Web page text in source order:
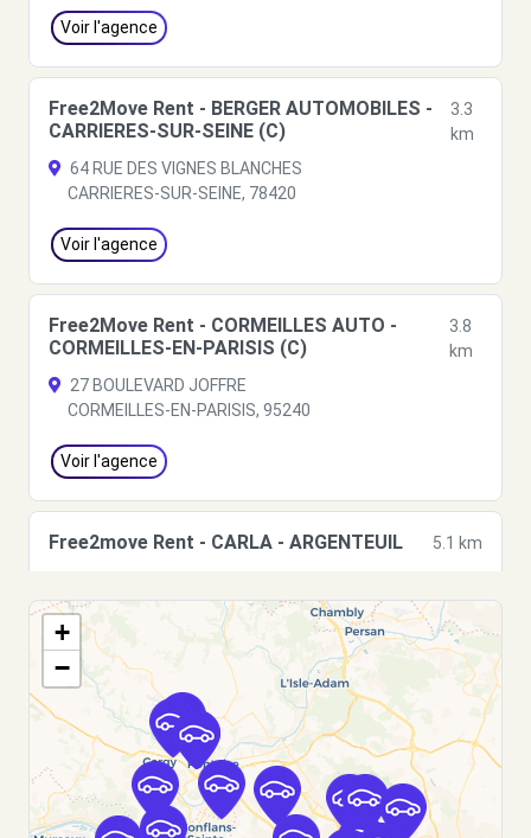
Voir l'agence
Free2Move Rent - BERGER AUTOMOBILES -
CARRIERES-SUR-SEINE (C)
3.3
km
64 RUE DES VIGNES BLANCHES
CARRIERES-SUR-SEINE, 78420
Voir l'agence
Free2Move Rent - CORMEILLES AUTO -
CORMEILLES-EN-PARISIS (C)
3.8
km
27 BOULEVARD JOFFRE
CORMEILLES-EN-PARISIS, 95240
Voir l'agence
Free2move Rent - CARLA - ARGENTEUIL
5.1 km
ARGENTEUIL, 95100
Voir l'agence
Free2move Rent - S&You - NANTERRE (AR)
6.0 km
49 Rue Noël Pons
NANTERRE, 92000
+
−